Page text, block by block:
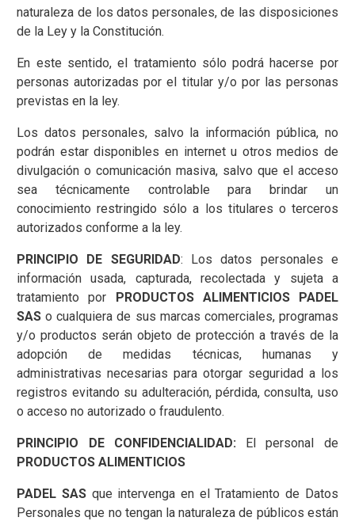
naturaleza de los datos personales, de las disposiciones
de la Ley y la Constitución.
En este sentido, el tratamiento sólo podrá hacerse por
personas autorizadas por el titular y/o por las personas
previstas en la ley.
Los datos personales, salvo la información pública, no
podrán estar disponibles en internet u otros medios de
divulgación o comunicación masiva, salvo que el acceso
sea técnicamente controlable para brindar un
conocimiento restringido sólo a los titulares o terceros
autorizados conforme a la ley.
PRINCIPIO DE SEGURIDAD: Los datos personales e
información usada, capturada, recolectada y sujeta a
tratamiento por PRODUCTOS ALIMENTICIOS PADEL
SASo cualquiera de sus marcas comerciales, programas
y/o productos serán objeto de protección a través de la
adopción de medidas técnicas, humanas y
administrativas necesarias para otorgar seguridad a los
registros evitando su adulteración, pérdida, consulta, uso
o acceso no autorizado o fraudulento.
PRINCIPIO DE CONFIDENCIALIDAD: El personal de
PRODUCTOS ALIMENTICIOS
PADEL SAS que intervenga en el Tratamiento de Datos
Personales que no tengan la naturaleza de públicos están